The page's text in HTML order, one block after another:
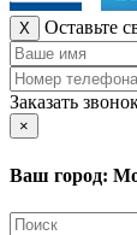
X Оставьте
Заказать
×
Ваш город: